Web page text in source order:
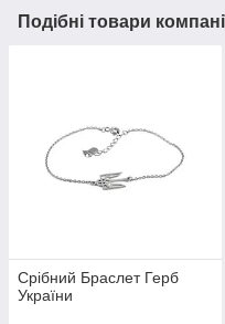
Подібні товари
Срібний Браслет Герб
України